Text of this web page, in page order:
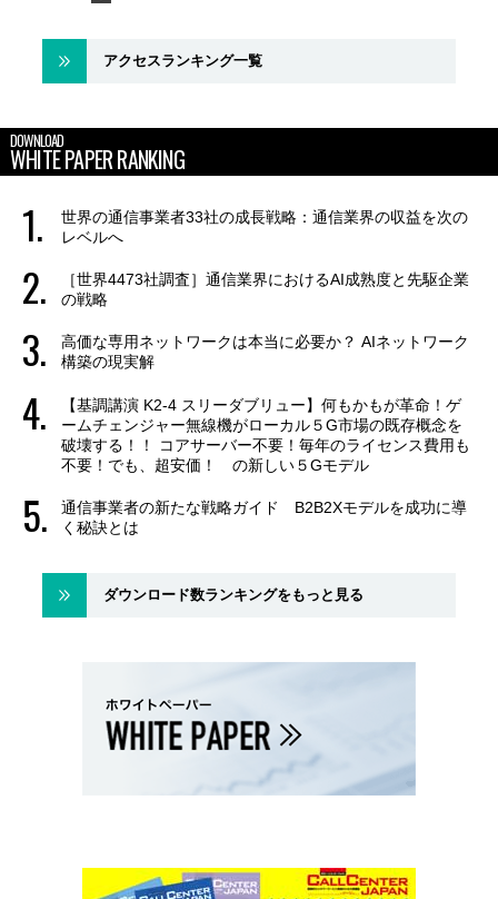
アクセスランキング一覧
DOWNLOAD
WHITE PAPER RANKING
世界の通信事業者33社の成長戦略：通信業界の収益を次の
レベルへ
［世界4473社調査］通信業界におけるAI成熟度と先駆企業
の戦略
高価な専用ネットワークは本当に必要か？ AIネットワーク
構築の現実解
【基調講演 K2-4 スリーダブリュー】何もかもが革命！ゲ
ームチェンジャー無線機がローカル５G市場の既存概念を
破壊する！！ コアサーバー不要！毎年のライセンス費用も
不要！でも、超安価！ の新しい５Gモデル
通信事業者の新たな戦略ガイド B2B2Xモデルを成功に導
く秘訣とは
ダウンロード数ランキングをもっと見る